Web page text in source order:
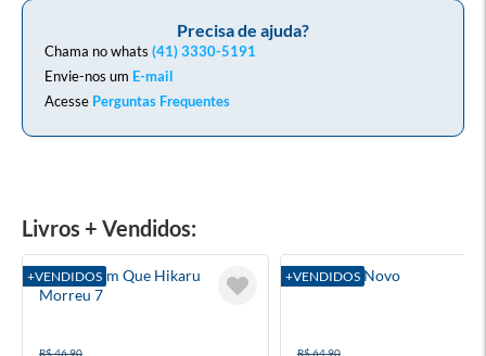
Precisa de ajuda?
Chama no whats (41) 3330-5191
Envie-nos um E-mail
Acesse Perguntas Frequentes
Livros + Vendidos:
+VENDIDOS
O Verão Em Que Hikaru
Morreu 7
R$ 46,90
+VENDIDOS
Pense De Novo
R$ 64,90